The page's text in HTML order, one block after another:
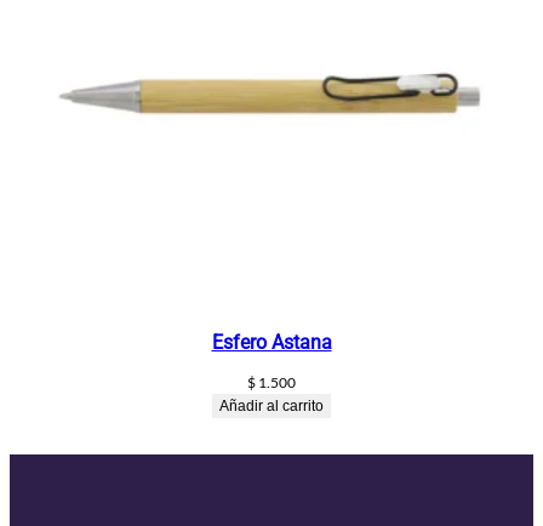
Esfero Astana
$ 1.500
Añadir al carrito